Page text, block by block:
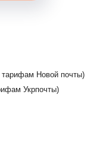
тарифам Новой почты)
Укрпочты)